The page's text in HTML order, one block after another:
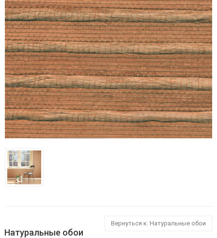
Вернуться к: Натуральные обои
Натуральные обои